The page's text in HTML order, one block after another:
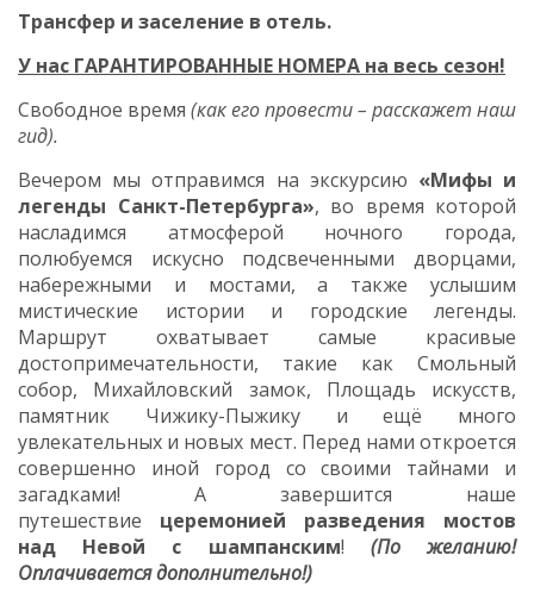
Трансфер и заселение в отель.
У нас ГАРАНТИРОВАННЫЕ НОМЕРА на весь сезон!
Свободное время (как его провести – расскажет наш
гид).
Вечером мы отправимся на экскурсию «Мифы и
легенды Санкт-Петербурга», во время которой
насладимся атмосферой ночного города,
полюбуемся искусно подсвеченными дворцами,
набережными и мостами, а также услышим
мистические истории и городские легенды.
Маршрут охватывает самые красивые
достопримечательности, такие как Смольный
собор, Михайловский замок, Площадь искусств,
памятник Чижику-Пыжику и ещё много
увлекательных и новых мест. Перед нами откроется
совершенно иной город со своими тайнами и
загадками! А завершится наше
путешествие
церемонией разведения мостов
над Невой с шампанским! (По желанию!
Оплачивается дополнительно!)